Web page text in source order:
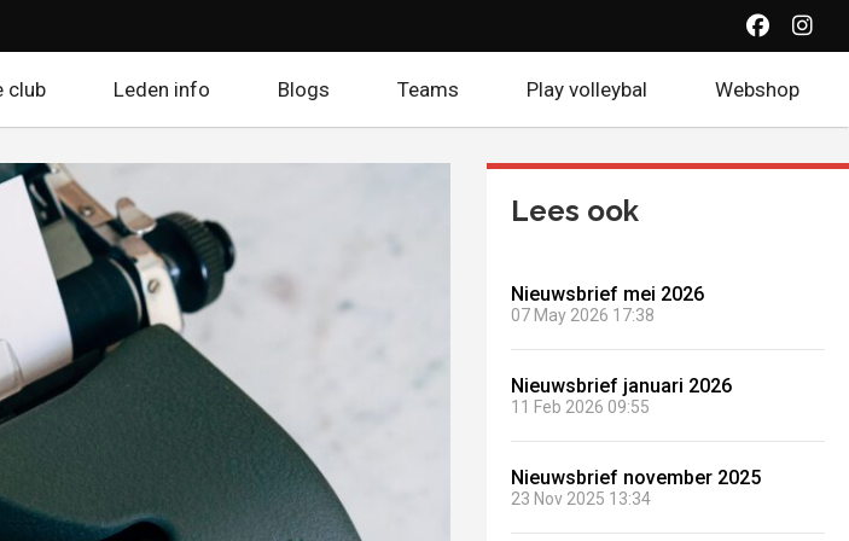
(Opent
club Leden info Blogs Teams Play volleybal Webshop
Lees ook
Nieuwsbrief mei 2026
07 May 2026 17:38
Nieuwsbrief januari 2026
11 Feb 2026 09:55
Nieuwsbrief november 2025
23 Nov 2025 13:34